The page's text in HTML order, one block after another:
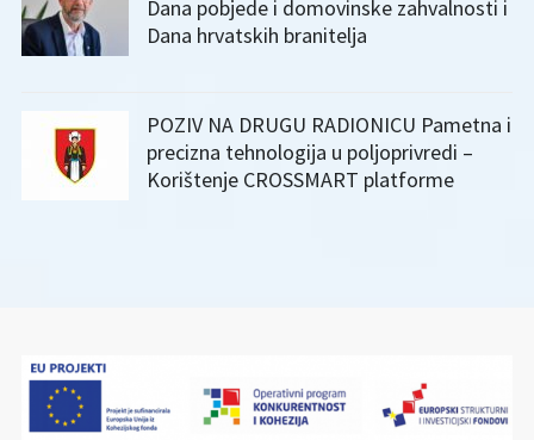
Dana pobjede i domovinske zahvalnosti i
Dana hrvatskih branitelja
POZIV NA DRUGU RADIONICU Pametna i
precizna tehnologija u poljoprivredi –
Korištenje CROSSMART platforme